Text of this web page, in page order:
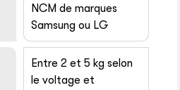
NCM de marques
Samsung ou LG
Entre 2 et 5 kg selon
le voltage et